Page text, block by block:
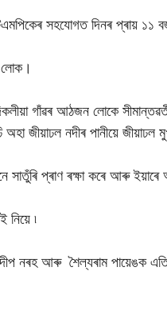
সহযোগত দিনৰ প্ৰায় ১১
গাঁৱৰ আঠজন লোকে
জীয়াঢল নদীৰ পানীয়ে জীয়াঢল
প্ৰাণ ৰক্ষা কৰে আৰু ইয়াৰে
নিয়ে ৷
নৰহ আৰু শৈল্যৰাম পায়েঙক